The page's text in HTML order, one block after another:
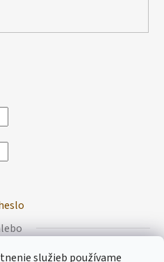
služieb používame